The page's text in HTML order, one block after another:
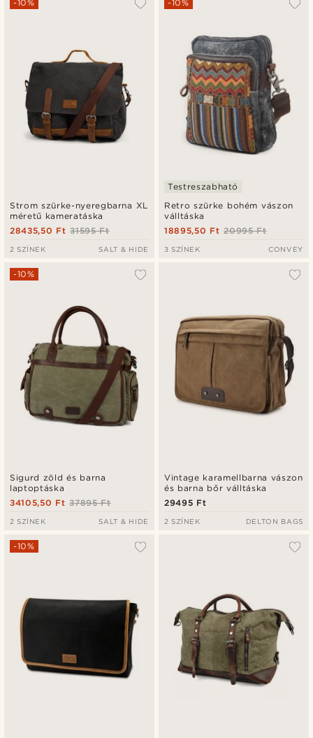
Strom szürke-nyeregbarna XL
méretű kameratáska
-10%
31595 Ft
28435,50 Ft
2 SZÍNEK SALT & HIDE
Retro szürke bohém vászon
válltáska
-10%
Testreszabható
20995 Ft
18895,50 Ft
3 SZÍNEK CONVEY
Sigurd zöld és barna
laptoptáska
-10%
37895 Ft
34105,50 Ft
2 SZÍNEK SALT & HIDE
Vintage karamellbarna vászon
és barna bőr válltáska
29495 Ft
2 SZÍNEK DELTON BAGS
-10%